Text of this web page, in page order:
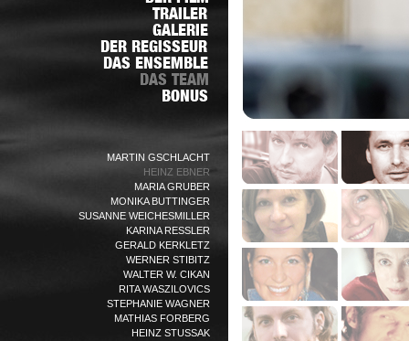
MARTIN GSCHLACHT
HEINZ EBNER
MARIA GRUBER
MONIKA BUTTINGER
SUSANNE WEICHESMILLER
KARINA RESSLER
GERALD KERKLETZ
WERNER STIBITZ
WALTER W. CIKAN
RITA WASZILOVICS
STEPHANIE WAGNER
MATHIAS FORBERG
HEINZ STUSSAK